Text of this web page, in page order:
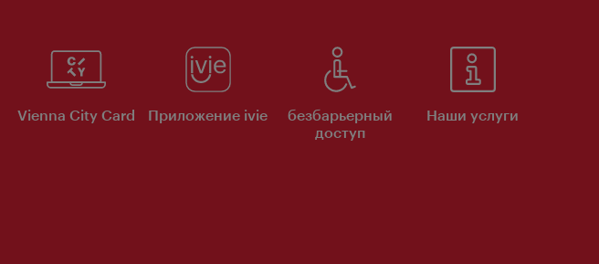
Vienna City Card Приложение ivie
безбарьерный
доступ
Наши услуги